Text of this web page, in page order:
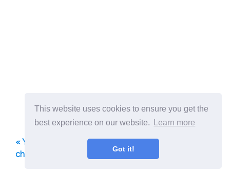
This website uses cookies to ensure you get the
best experience on our website.
Learn more
Got it!
« Yay, Free Stuff Comment obtenir un billet de faveur
chaque jour pendant une semaine